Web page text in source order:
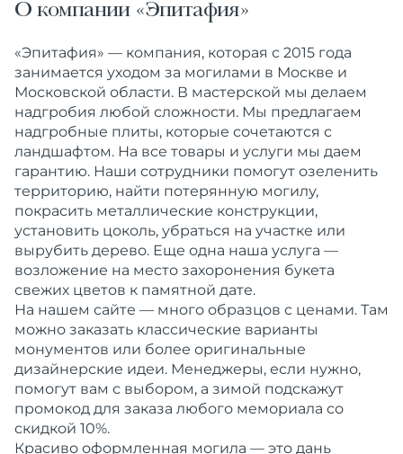
О компании «Эпитафия»
«Эпитафия» — компания, которая с 2015 года
занимается уходом за могилами в Москве и
Московской области. В мастерской мы делаем
надгробия любой сложности. Мы предлагаем
надгробные плиты, которые сочетаются с
ландшафтом. На все товары и услуги мы даем
гарантию. Наши сотрудники помогут озеленить
территорию, найти потерянную могилу,
покрасить металлические конструкции,
установить цоколь, убраться на участке или
вырубить дерево. Еще одна наша услуга —
возложение на место захоронения букета
свежих цветов к памятной дате.
На нашем сайте — много образцов с ценами. Там
можно заказать классические варианты
монументов или более оригинальные
дизайнерские идеи. Менеджеры, если нужно,
помогут вам с выбором, а зимой подскажут
промокод для заказа любого мемориала со
скидкой 10%.
Красиво оформленная могила — это дань